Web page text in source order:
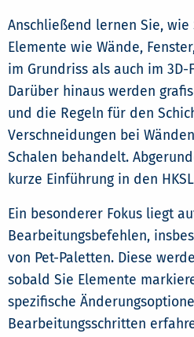
Anschließend lernen Sie, wie
Elemente wie Wände,
im Grundriss als auch im
Darüber hinaus werden
und die Regeln für den
Verschneidungen bei
Schalen behandelt.
kurze Einführung in den
Ein besonderer Fokus liegt
Bearbeitungsbefehlen,
von Pet-Paletten. Diese
sobald Sie Elemente
spezifische
Bearbeitungsschritten